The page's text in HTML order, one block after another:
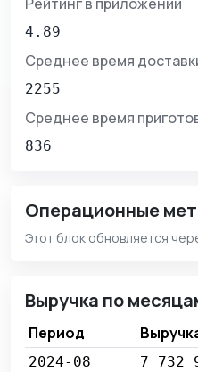
4.89
Среднее время
2255
Среднее время
836
Операционные
Этот блок обновляется
Выручка по
Период
2024-08 7 732